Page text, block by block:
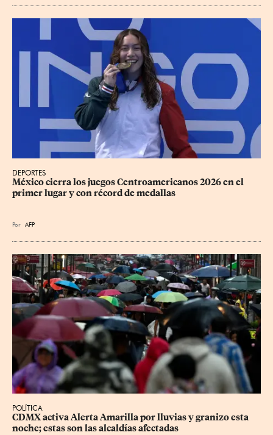
DEPORTES
México cierra los juegos Centroamericanos 2026 en el
primer lugar y con récord de medallas
Por AFP
POLÍTICA
CDMX activa Alerta Amarilla por lluvias y granizo esta
noche; estas son las alcaldías afectadas